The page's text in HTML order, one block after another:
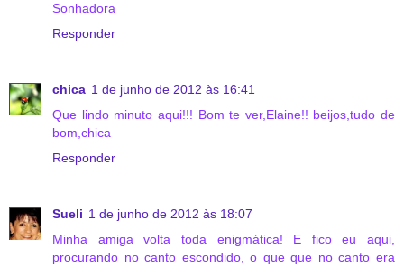
Sonhadora
Responder
chica 1 de junho de 2012 às 16:41
Que lindo minuto aqui!!! Bom te ver,Elaine!! beijos,tudo de
bom,chica
Responder
Sueli 1 de junho de 2012 às 18:07
Minha amiga volta toda enigmática! E fico eu aqui,
procurando no canto escondido, o que que no canto era